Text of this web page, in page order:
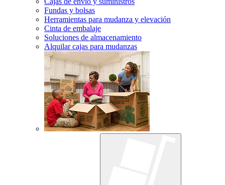
Fundas y bolsas
Herramientas para mudanza y elevación
Cinta de embalaje
Soluciones de almacenamiento
Alquilar cajas para mudanzas